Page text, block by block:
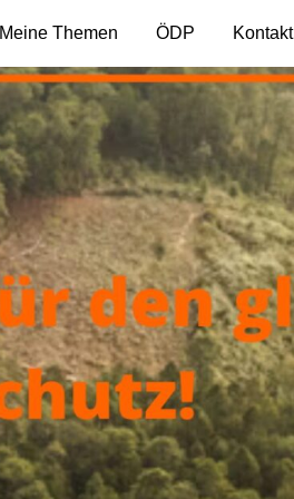
Meine Themen ÖDP Kontakt